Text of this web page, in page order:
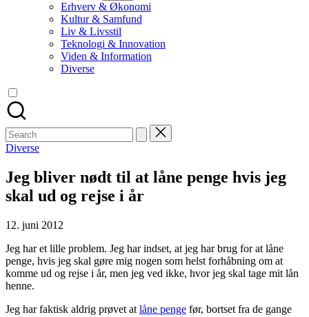
Erhverv & Økonomi
Kultur & Samfund
Liv & Livsstil
Teknologi & Innovation
Viden & Information
Diverse
Search
for:
Posted
Diverse
Jeg bliver nødt til at låne penge hvis jeg
skal ud og rejse i år
12. juni 2012
Jeg har et lille problem. Jeg har indset, at jeg har brug for at låne
penge, hvis jeg skal gøre mig nogen som helst forhåbning om at
komme ud og rejse i år, men jeg ved ikke, hvor jeg skal tage mit lån
henne.
Jeg har faktisk aldrig prøvet at låne penge før, bortset fra de gange